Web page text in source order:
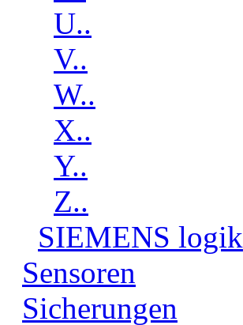
U..
V..
W..
X..
Y..
Z..
SIEMENS logik
Sensoren
Sicherungen